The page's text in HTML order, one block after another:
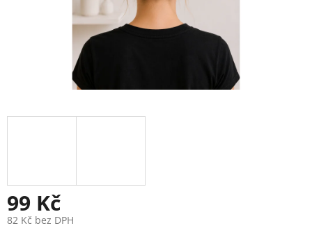
99 Kč
82 Kč bez DPH